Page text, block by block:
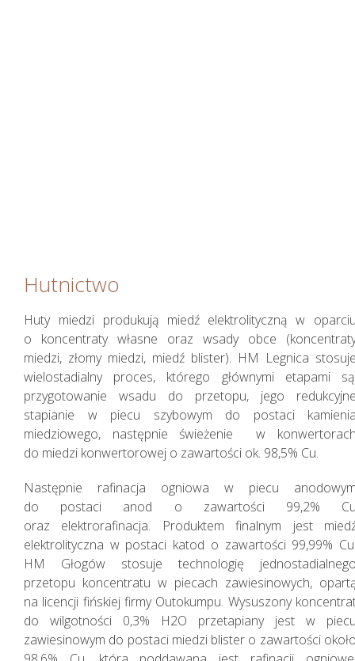
Perspektywy
Hutnictwo
Huty miedzi produkują miedź elektrolityczną w
o koncentraty własne oraz wsady obce
miedzi, złomy miedzi, miedź blister). HM Legnica
wielostadialny proces, którego głównymi etapami
przygotowanie wsadu do przetopu, jego
stapianie w piecu szybowym do postaci
miedziowego, następnie świeżenie w
do miedzi konwertorowej o zawartości ok. 98,5% Cu.
Następnie rafinacja ogniowa w piecu
do postaci anod o zawartości 99,2%
oraz elektrorafinacja. Produktem finalnym jest
elektrolityczna w postaci katod o zawartości 99,99%
HM Głogów stosuje technologię
przetopu koncentratu w piecach zawiesinowych,
na licencji fińskiej firmy Outokumpu. Wysuszony
do wilgotności 0,3% H2O przetapiany jest w
zawiesinowym do postaci miedzi blister o zawartości